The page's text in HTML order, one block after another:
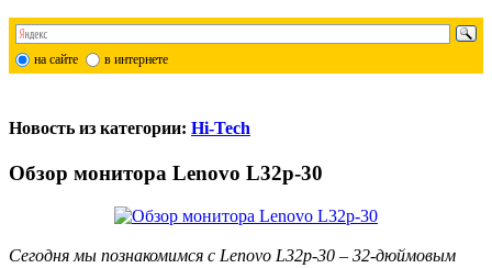
на сайте в интернете
Новость из категории: Hi-Tech
Обзор монитора Lenovo L32p-30
Сегодня мы познакомимся с Lenovo L32p-30 – 32-дюймовым